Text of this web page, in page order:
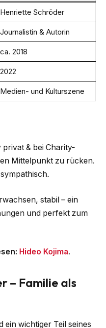
Henriette Schröder
Journalistin & Autorin
ca. 2018
2022
Medien- und Kulturszene
& bei Charity-
Mittelpunkt zu rücken.
stabil – ein
und perfekt zum
Hideo Kojima.
– Familie als
ein wichtiger Teil seines